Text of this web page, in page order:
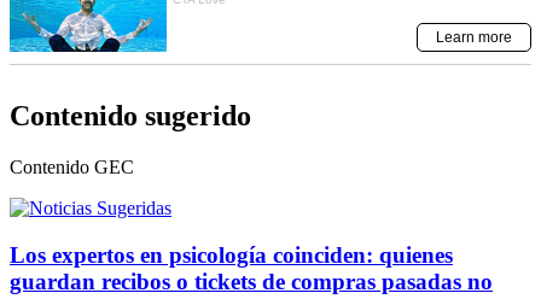
Contenido sugerido
Contenido GEC
Los expertos en psicología coinciden: quienes
guardan recibos o tickets de compras pasadas no